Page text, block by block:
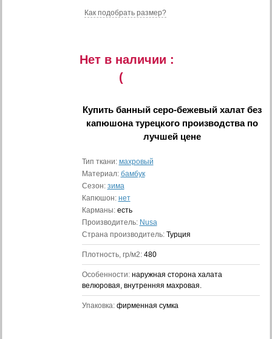
Как подобрать размер?
Нет в наличии :
(
Купитьбанный серо-бежевый халат без
капюшона турецкого производствапо
лучшей цене
Тип ткани: махровый
Материал: бамбук
Сезон: зима
Капюшон: нет
Карманы: есть
Производитель: Nusa
Страна производитель: Турция
Плотность, гр/м2: 480
Особенности: наружная сторона халата
велюровая, внутренняя махровая.
Упаковка: фирменная сумка